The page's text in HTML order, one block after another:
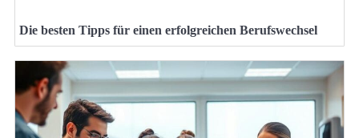
Die besten Tipps für einen erfolgreichen Berufswechsel